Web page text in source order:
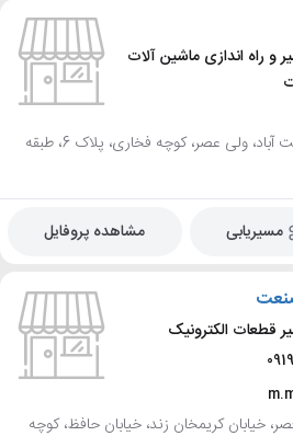
و راه اندازی ماشین آلات
تهران، منطقه 6، محله بهجت آباد، ولی عصر، کوچه فخاری، پلاک 6، طبقه
مسیریابی مشاهده پروفایل
قطعات الکترونیک
محله ولیعصر، خیابان کریمخان زند، خیابان حافظ، کوچه